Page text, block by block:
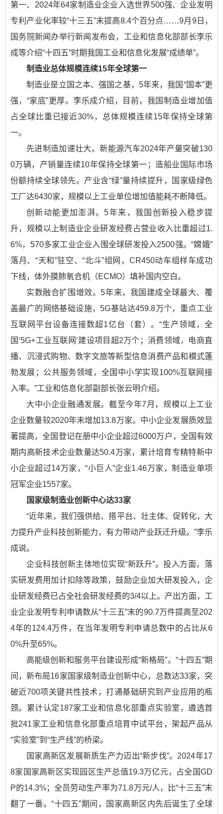
第一、2024年64家制造业企业入选世界500强、企业发明
专利产业化率较“十三五”末提高8.4个百分点……9月9日，
国务院新闻办举行新闻发布会，工业和信息化部部长李乐
成等介绍“十四五”时期我国工业和信息化发展“成绩单”。
制造业总体规模连续15年全球第一
制造业是立国之本、强国之基，5年来，我国“国本”更
强，“家底”更厚。李乐成介绍，目前，我国制造业增加值
占全球比重已接近30%，总体规模连续15年保持全球第
一。
先进制造加速壮大。新能源汽车2024年产量突破130
0万辆，产销量连续10年保持全球第一；造船业国际市场
份额持续全球领先。产业含“绿”量持续提升，国家级绿色
工厂达6430家，规模以上工业单位增加值能耗不断降低。
创新动能更加澎湃。5年来，我国创新投入稳步提
升，规模以上制造业企业研发经费占营业收入比重超过1.
6%，570多家工业企业入围全球研发投入2500强。“嫦娥”
落月、“天和”驻空、“北斗”组网，CR450动车组样车成功
下线，体外膜肺氧合机（ECMO）填补国内空白。
实数融合扩围增效。5年来，我国建成全球最大、覆
盖最广的网络基础设施，5G基站达459.8万个，重点工业
互联网平台设备连接数超1亿台（套）。“生产领域，全
国‘5G+工业互联网’建设项目超2万个；消费领域，电商直
播、沉浸式购物、数字文旅等新型信息消费产品和模式蓬
勃发展；公共服务领域，全国中小学实现100%互联网接
入率。”工业和信息化部副部长张云明介绍。
大中小企业融通发展。截至今年7月，规模以上工业
企业数量较2020年末增加13.8万家。中小企业发展质效显
著提高，全国登记在册中小企业超过6000万户，全国有效
期内高新技术企业数量达50.4万家，累计培育专精特新中
小企业超过14万家，“小巨人”企业1.46万家，制造业单项
冠军企业1557家。
国家级制造业创新中心达33家
“近年来，我们强供给、搭平台、壮主体、促转化，大
力提升产业科技创新能力，有力带动产业跃迁升级。”李乐
成说。
企业科技创新主体地位实现“新跃升”。投入方面，落
实研发费用加计扣除等政策，鼓励企业加大研发投入，企
业研发经费已占全社会研发经费的3/4以上。产出方面，工
业企业发明专利申请数从“十三五”末的90.7万件提高至202
4年的124.4万件，在当年发明专利申请总数中的占比从6
0%升至65%。
高能级创新和服务平台建设形成“新格局”。“十四五”期
间，新布局16家国家级制造业创新中心，总数达33家，突
破近700项关键共性技术，打通基础研究到产业应用的瓶
颈。累计认定187家工业和信息化部重点实验室，遴选首
批241家工业和信息化部重点培育中试平台，架起产品从
“实验室”到“生产线”的桥梁。
国家高新区发展新质生产力迈出“新步伐”。2024年17
8家国家高新区实现园区生产总值19.3万亿元，占全国GD
P的14.3%；全员劳动生产率为71.8万元/人，比“十三五”末
翻了一番。“十四五”期间，国家高新区内先后诞生了全球